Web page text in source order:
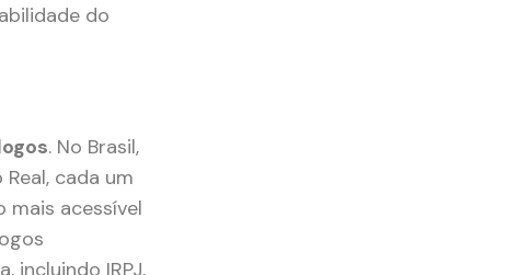
do
. No Brasil,
cada um
mais acessível
incluindo IRPJ,